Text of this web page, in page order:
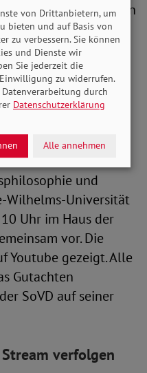
Dr. Thomas Gutmann
Seit der
ist in Sachen
- und das,
gibt.
stellen SoVD-
Verfasser Thomas
für
und
Wilhelms-Universität
Uhr im Haus der
vor. Die
Youtube gezeigt. Alle
Gutachten
SoVD auf seiner
verfolgen
von Drittanbietern, um
bieten und auf Basis von
zu verbessern. Sie können
und Dienste wir
Sie jederzeit die
zu widerrufen.
durch
Datenschutzerklärung
Alle annehmen